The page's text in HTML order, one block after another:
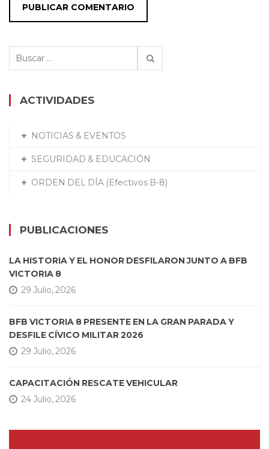
Buscar:
ACTIVIDADES
NOTICIAS & EVENTOS
SEGURIDAD & EDUCACIÓN
ORDEN DEL DÍA (Efectivos B-8)
PUBLICACIONES
LA HISTORIA Y EL HONOR DESFILARON JUNTO A BFB
VICTORIA 8
29 Julio, 2026
BFB VICTORIA 8 PRESENTE EN LA GRAN PARADA Y
DESFILE CÍVICO MILITAR 2026
29 Julio, 2026
CAPACITACIÓN RESCATE VEHICULAR
24 Julio, 2026